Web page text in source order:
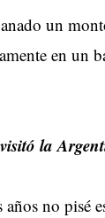
un
en un
la
no pisé